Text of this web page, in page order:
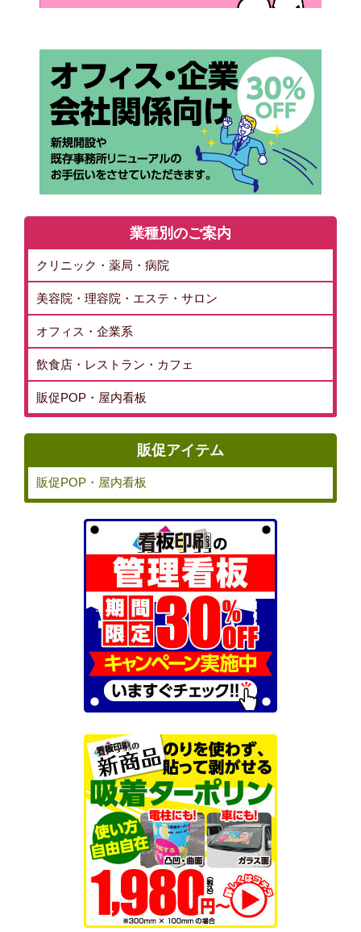
業種別のご案内
クリニック・薬局・病院
美容院・理容院・エステ・サロン
オフィス・企業系
飲食店・レストラン・カフェ
販促POP・屋内看板
販促アイテム
販促POP・屋内看板